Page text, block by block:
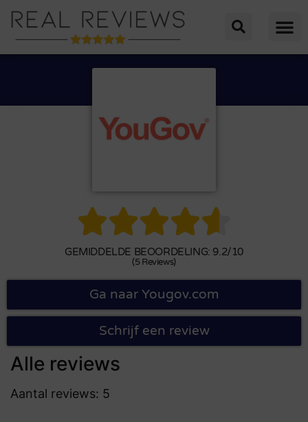

GEMIDDELDE BEOORDELING: 9.2/10
(5 Reviews)
Ga naar Yougov.com
Schrijf een review
Alle reviews
Aantal reviews: 5